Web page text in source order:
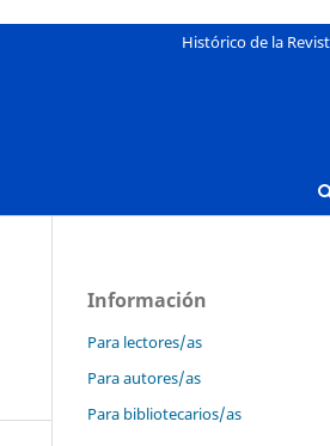
Histórico de la
Información
Para lectores/as
Para autores/as
Para bibliotecarios/as